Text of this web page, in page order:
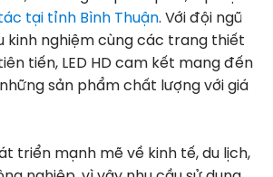
tại tỉnh Bình Thuận. Với đội ngũ
kinh nghiệm cùng các trang thiết
tiến, LED HD cam kết mang đến
sản phẩm chất lượng với giá
triển mạnh mẽ về kinh tế, du lịch,